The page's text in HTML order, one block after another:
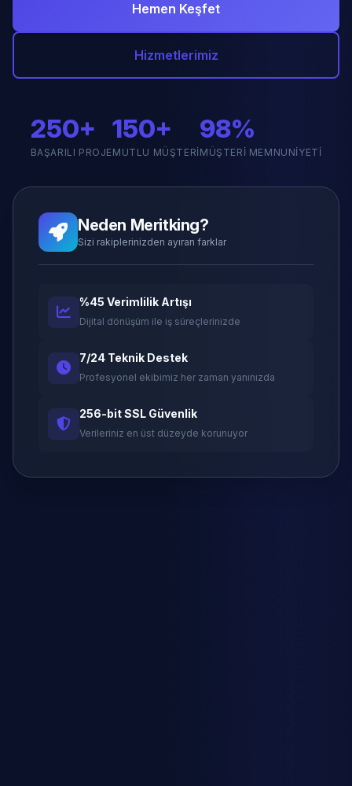
Hemen Keşfet
Hizmetlerimiz
250+
BAŞARILI PROJE
150+
MUTLU MÜŞTERI
98%
MÜŞTERI MEMNUNIYETI
Neden Meritking?
Sizi rakiplerinizden ayıran farklar
%45 Verimlilik Artışı
Dijital dönüşüm ile iş süreçlerinizde
7/24 Teknik Destek
Profesyonel ekibimiz her zaman yanınızda
256-bit SSL Güvenlik
Verileriniz en üst düzeyde korunuyor